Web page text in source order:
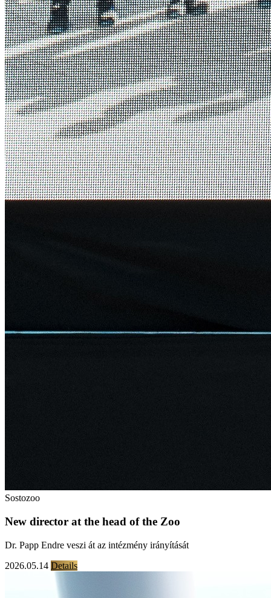
Sostozoo
New director at the head of the Zoo
Dr. Papp Endre veszi át az intézmény irányítását
2026.05.14 Details